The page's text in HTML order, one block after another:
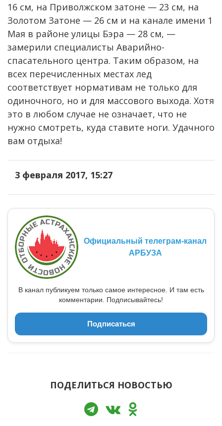
16 см, на Приволжском затоне — 23 см, на
Золотом Затоне — 26 см и на канале имени 1
Мая в районе улицы Бэра — 28 см, —
замерили специалисты Аварийно-
спасательного центра. Таким образом, на
всех перечисленных местах лед
соответствует нормативам не только для
одиночного, но и для массового выхода. Хотя
это в любом случае не означает, что не
нужно смотреть, куда ставите ноги. Удачного
вам отдыха!
3 февраля 2017, 15:27
Официальный телеграм-канал
АРБУЗА
В канал публикуем только самое интересное. И там есть
комментарии. Подписывайтесь!
Подписаться
ПОДЕЛИТЬСЯ НОВОСТЬЮ